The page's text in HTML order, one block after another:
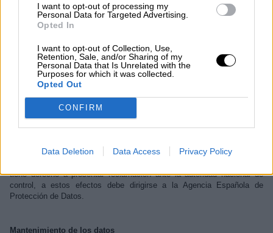
I want to opt-out of processing my
Personal Data for Targeted Advertising.
Opted In
I want to opt-out of Collection, Use,
Retention, Sale, and/or Sharing of my
Personal Data that Is Unrelated with the
Purposes for which it was collected.
Opted Out
CONFIRM
Data Deletion Data Access Privacy Policy
datos de carácter personal de , en cumplimiento de los establecido en
la normativa de Protección de Datos.
Ejercicio de derechos
Igualmente le informamos que cuenta con los derechos de acceso,
rectificación, supresión, oposición, limitación al tratamiento y
portabilidad, respecto de sus datos de carácter personal, así como con
la posibilidad de revocar su consentimiento, pudiéndolos ejercitar
remitiendo un correo electrónico conchaminguela@apmadrid.es. La
solicitar y contenido de su petición. Finalmente, especialmente cuando
tiene derecho a presentar reclamación ante la autoridad nacional de
control, a estos efectos debe dirigirse a la Agencia Española de
Protección de Datos.
Mantenimiento de los datos